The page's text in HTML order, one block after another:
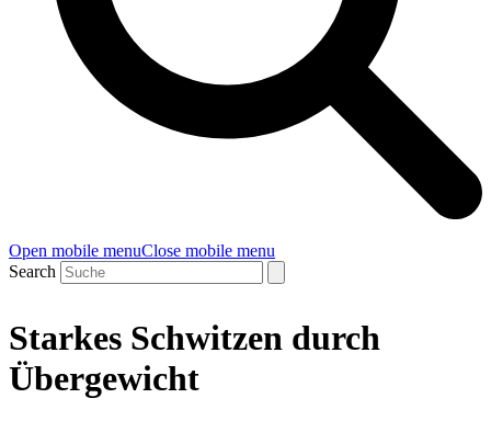
Open mobile menuClose mobile menu
Search
Starkes Schwitzen durch
Übergewicht